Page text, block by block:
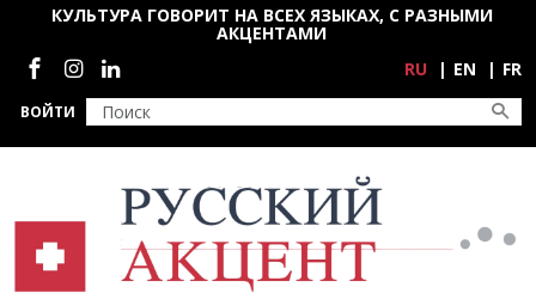
Перейти к основному содержанию
ВОЙТИ
КУЛЬТУРА ГОВОРИТ НА ВСЕХ ЯЗЫКАХ, С РАЗНЫМИ
АКЦЕНТАМИ
Социальные сети
RU EN FR